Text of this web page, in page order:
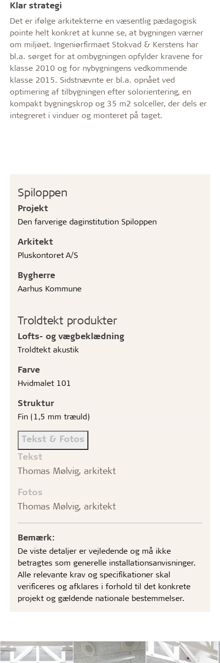
Spiloppen
Projekt
Den farverige daginstitution Spiloppen
Arkitekt
Pluskontoret A/S
Bygherre
Aarhus Kommune
Troldtekt produkter
Lofts- og vægbeklædning
Troldtekt akustik
Farve
Hvidmalet 101
Struktur
Fin (1,5 mm træuld)
Tekst & Fotos
Tekst
Thomas Mølvig, arkitekt
Fotos
Thomas Mølvig, arkitekt
Bemærk:
De viste detaljer er vejledende og må ikke
betragtes som generelle installationsanvisninger.
Alle relevante krav og specifikationer skal
verificeres og afklares i forhold til det konkrete
projekt og gældende nationale bestemmelser.
Klar strategi
Det er ifølge arkitekterne en væsentlig pædagogisk
pointe helt konkret at kunne se, at bygningen værner
om miljøet. Ingeniørfirmaet Stokvad & Kerstens har
bl.a. sørget for at ombygningen opfylder kravene for
klasse 2010 og for nybygningens vedkommende
klasse 2015. Sidstnævnte er bl.a. opnået ved
optimering af tilbygningen efter solorientering, en
kompakt bygningskrop og 35 m2 solceller, der dels er
integreret i vinduer og monteret på taget.